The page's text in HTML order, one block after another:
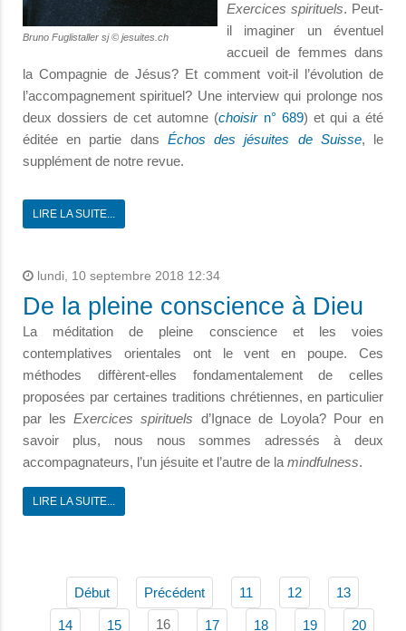
Bruno Fuglistaller sj © jesuites.ch
Exercices spirituels. Peut-
il imaginer un éventuel
accueil de femmes dans
la Compagnie de Jésus? Et comment voit-il l’évolution de
l’accompagnement spirituel? Une interview qui prolonge nos
deux dossiers de cet automne (choisirn° 689) et qui a été
éditée en partie dans Échos des jésuites de Suisse, le
supplément de notre revue.
LIRE LA SUITE...
lundi, 10 septembre 2018 12:34
De la pleine conscience à Dieu
La méditation de pleine conscience et les voies
contemplatives orientales ont le vent en poupe. Ces
méthodes diffèrent-elles fondamentalement de celles
proposées par certaines traditions chrétiennes, en particulier
par lesExercices spirituels d’Ignace de Loyola? Pour en
savoir plus, nous nous sommes adressés à deux
accompagnateurs, l’un jésuite et l’autre de lamindfulness.
LIRE LA SUITE...
Début Précédent 11 12 13
14 15 16 17 18 19 20